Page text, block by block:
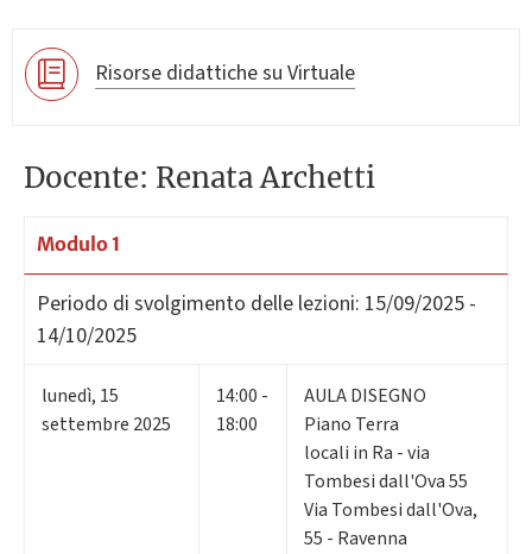
Risorse didattiche su Virtuale
Docente: Renata Archetti
Modulo 1
Periodo di svolgimento delle lezioni: 15/09/2025 -
14/10/2025
lunedì, 15
settembre 2025
14:00 -
18:00
AULA DISEGNO
Piano Terra
locali in Ra - via
Tombesi dall'Ova 55
Via Tombesi dall'Ova,
55 - Ravenna